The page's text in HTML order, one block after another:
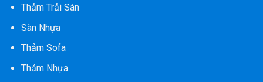
Thảm Trải Sàn
Sàn Nhựa
Thảm Sofa
Thảm Nhựa